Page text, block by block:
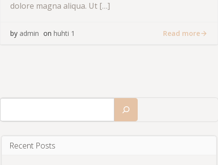
dolore magna aliqua. Ut […]
by admin on huhti 1 Read more
Recent Posts